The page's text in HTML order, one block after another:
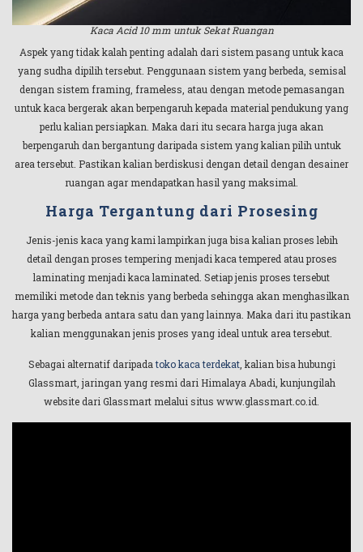
Kaca Acid 10 mm untuk Sekat Ruangan
Aspek yang tidak kalah penting adalah dari sistem pasang untuk kaca
yang sudha dipilih tersebut. Penggunaan sistem yang berbeda, semisal
dengan sistem framing, frameless, atau dengan metode pemasangan
untuk kaca bergerak akan berpengaruh kepada material pendukung yang
perlu kalian persiapkan. Maka dari itu secara harga juga akan
berpengaruh dan bergantung daripada sistem yang kalian pilih untuk
area tersebut. Pastikan kalian berdiskusi dengan detail dengan desainer
ruangan agar mendapatkan hasil yang maksimal.
Harga Tergantung dari Prosesing
Jenis-jenis kaca yang kami lampirkan juga bisa kalian proses lebih
detail dengan proses tempering menjadi kaca tempered atau proses
laminating menjadi kaca laminated. Setiap jenis proses tersebut
memiliki metode dan teknis yang berbeda sehingga akan menghasilkan
harga yang berbeda antara satu dan yang lainnya. Maka dari itu pastikan
kalian menggunakan jenis proses yang ideal untuk area tersebut.
Sebagai alternatif daripadatoko kaca terdekat, kalian bisa hubungi
Glassmart, jaringan yang resmi dari Himalaya Abadi, kunjungilah
website dari Glassmart melalui situs www.glassmart.co.id.